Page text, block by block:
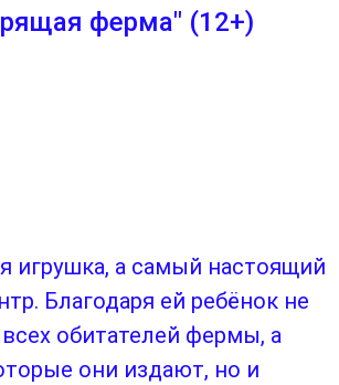
ферма" (12+)
игрушка, а самый настоящий
Благодаря ей ребёнок не
обитателей фермы, а
они издают, но и